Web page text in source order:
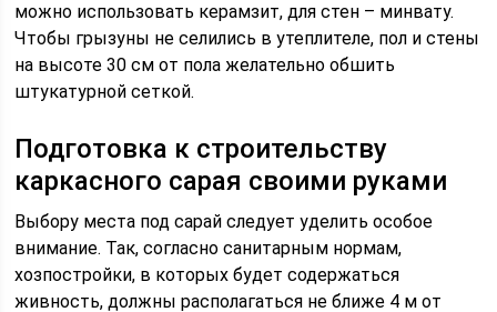
можно использовать керамзит, для стен – минвату.
Чтобы грызуны не селились в утеплителе, пол и стены
на высоте 30 см от пола желательно обшить
штукатурной сеткой.
Подготовка к строительству
каркасного сарая своими руками
Выбору места под сарай следует уделить особое
внимание. Так, согласно санитарным нормам,
хозпостройки, в которых будет содержаться
живность, должны располагаться не ближе 4 м от